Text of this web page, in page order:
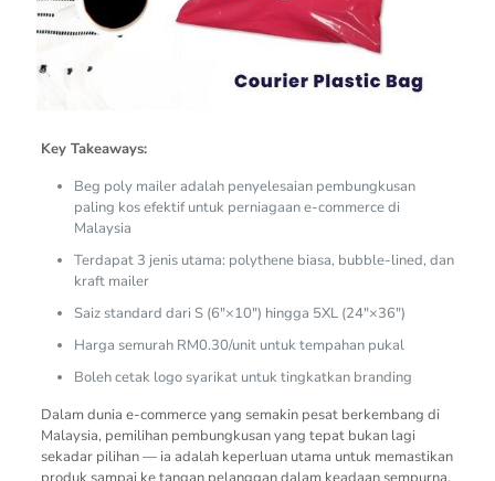
Key Takeaways:
Beg poly mailer adalah penyelesaian pembungkusan
paling kos efektif untuk perniagaan e-commerce di
Malaysia
Terdapat 3 jenis utama: polythene biasa, bubble-lined, dan
kraft mailer
Saiz standard dari S (6″×10″) hingga 5XL (24″×36″)
Harga semurah RM0.30/unit untuk tempahan pukal
Boleh cetak logo syarikat untuk tingkatkan branding
Dalam dunia e-commerce yang semakin pesat berkembang di
Malaysia, pemilihan pembungkusan yang tepat bukan lagi
sekadar pilihan — ia adalah keperluan utama untuk memastikan